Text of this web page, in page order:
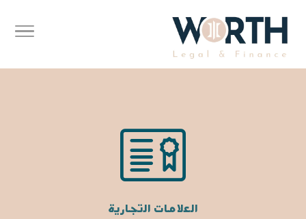

العلامات التجارية